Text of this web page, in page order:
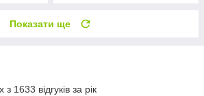
Показати ще
1633 відгуків за рік